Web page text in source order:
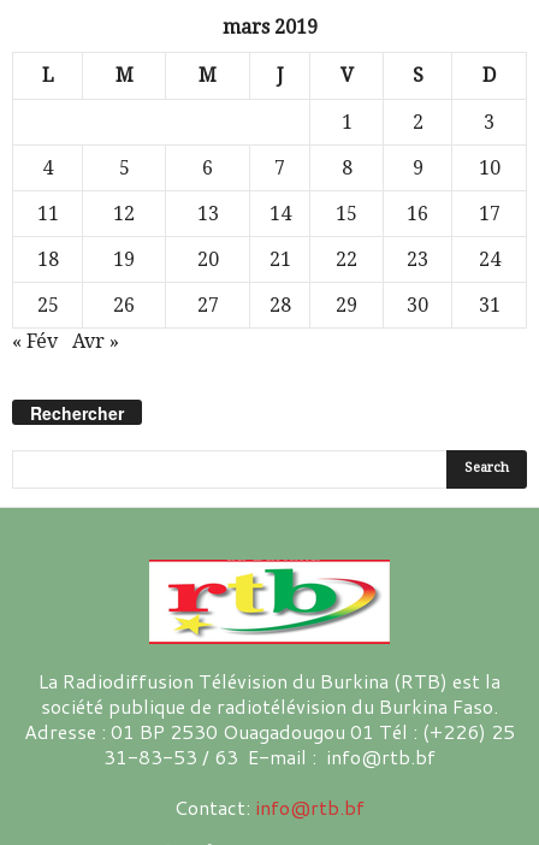
mars 2019
L M M J V S D
1 2
3
4
5 6 7 8 9
10
11
12 13 14 15 16
17
18
19 20 21 22 23
24
25
26 27 28 29 30
31
« Fév
Avr »
Rechercher
La Radiodiffusion Télévision du Burkina (RTB) est la
société publique de radiotélévision du Burkina Faso.
Adresse : 01 BP 2530 Ouagadougou 01 Tél : (+226) 25
31-83-53 / 63 E-mail : info@rtb.bf
Contact: info@rtb.bf